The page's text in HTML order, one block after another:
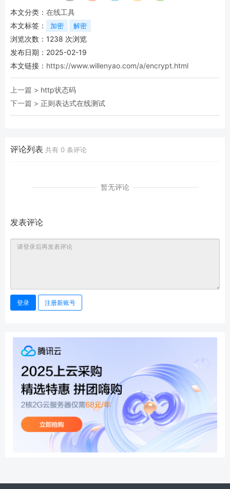
本文分类： 在线工具
本文标签：
加密 解密
浏览次数： 1238 次浏览
发布日期：2025-02-19
本文链接： https://www.willenyao.com/a/encrypt.html
上一篇 > http状态码
下一篇 > 正则表达式在线测试
评论列表 共有 0 条评论
暂无评论
发表评论
登录 注册新账号